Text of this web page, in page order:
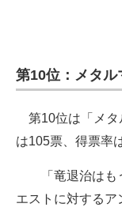
第10位：メタ
第10位は「メタ
は105票、得票率
「竜退治はもう
エストに対するア